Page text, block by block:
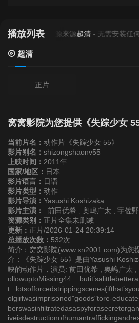
播放列表
当前资源来源超清- 无需安装任何
超清
正片
窝窝影院为您提供《失踪少女
当前片名： 动作片《失踪少女 55》
影片别名： shizongshaonv55
上映时间： 2011年
国家/地区： 日本
影片语言： 日语
影片类型： 动作
影片导演： Yasushi Koshizaka.
影片主演： : 前田优希 , 奥嵨广太 , 宇佐
资源类别： 正片全集未删减
更新： 正片/2026-01-24 20:39:14
总播放次数： 532次
简介：窝窝影院(www.xn2001.com)为您
介：《失踪少女 55》是由Yasushi
映的动作片，演员: 前田优希 , 奥嵨广太
olgirlwasimprisoned"goods"tore-